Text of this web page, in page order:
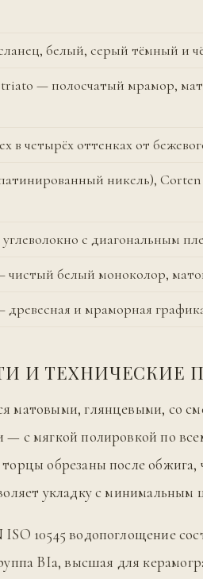
белый, серый тёмный и
— полосчатый мрамор,
в четырёх оттенках от
никель), Corten
с диагональным
белый моноколор,
и мраморная
И ТЕХНИЧЕСКИЕ
матовыми, глянцевыми, со
с мягкой полировкой по
обрезаны после обжига,
укладку с минимальным
10545 водопоглощение
BIa, высшая для